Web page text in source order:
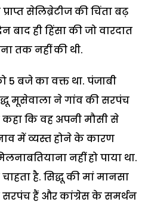
सेलिब्रेटीज की चिंता बढ़
ही हिंसा की जो वारदात
तक नहीं की थी.
5 बजे का वक्त था. पंजाबी
मूसेवाला ने गांव की सरपंच
कि वह अपनी मौसी से
में व्यस्त होने के कारण
नहीं हो पाया था.
है. सिद्धू की मां मानसा
हैं और कांग्रेस के समर्थन